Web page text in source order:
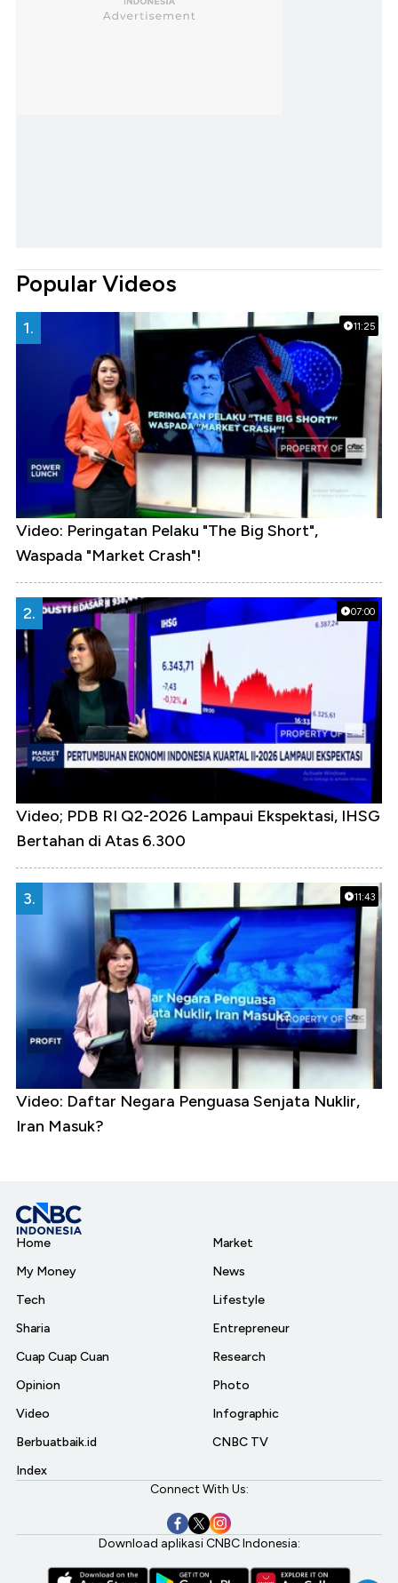
Popular Videos
11:25
1.
Video: Peringatan Pelaku "The Big Short",
Waspada "Market Crash"!
07:00
2.
Video; PDB RI Q2-2026 Lampaui Ekspektasi, IHSG
Bertahan di Atas 6.300
11:43
3.
Video: Daftar Negara Penguasa Senjata Nuklir,
Iran Masuk?
Home
My Money
Tech
Sharia
Cuap Cuap Cuan
Opinion
Video
Berbuatbaik.id
Index
Market
News
Lifestyle
Entrepreneur
Research
Photo
Infographic
CNBC TV
Connect With Us:
Download aplikasi CNBC Indonesia: